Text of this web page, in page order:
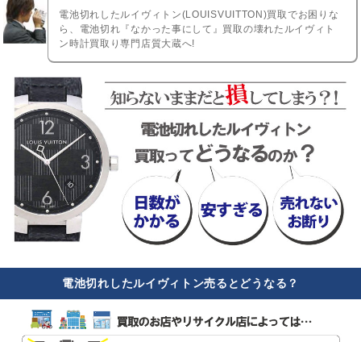
電池切れしたルイヴィトン(LOUISVUITTON)買取でお困りな
ら、電池切れ『なかった事にして』買取の壊れたルイヴィト
ン時計買取り専門店質大蔵へ!
電池切れしたルイヴィトン売るとどうなる？